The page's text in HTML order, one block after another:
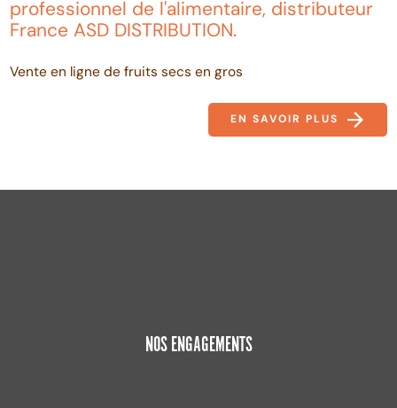
professionnel de l'alimentaire, distributeur
France ASD DISTRIBUTION.
Vente en ligne de fruits secs en gros
EN SAVOIR PLUS
NOS ENGAGEMENTS